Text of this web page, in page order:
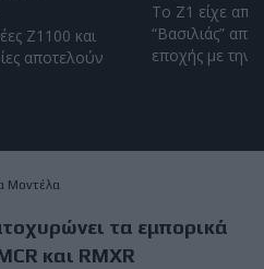
Z1100 και
αποτελούν
To Z1 είχε
“Βασιλιάς” από
εποχής με την
Μοντέλα
τα εμπορικά
και RMXR